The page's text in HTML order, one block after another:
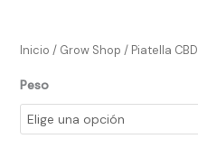
Inicio / Grow Shop​ / Piatella CBD
Peso